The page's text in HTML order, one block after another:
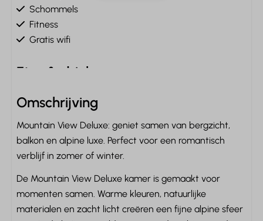
Schommels
Fitness
Gratis wifi
Eten & drinken
Koffiecupmachine: Nespresso
Waterkoker: Elektrische waterkoker
Koelkast: Zonder vriesvak
Drinkglazen
Slaapkamer
Inclusief beddengoed
Boxspringbedden
Omschrijving
Mountain View Deluxe: geniet samen van bergzicht,
balkon en alpine luxe. Perfect voor een romantisch
verblijf in zomer of winter.
De Mountain View Deluxe kamer is gemaakt voor
momenten samen. Warme kleuren, natuurlijke
materialen en zacht licht creëren een fijne alpine sfeer